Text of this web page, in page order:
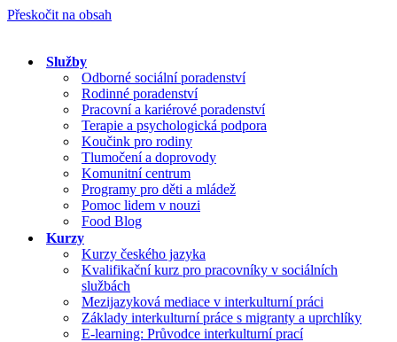
Přeskočit na obsah
Služby
Odborné sociální poradenství
Rodinné poradenství
Pracovní a kariérové poradenství
Terapie a psychologická podpora
Koučink pro rodiny
Tlumočení a doprovody
Komunitní centrum
Programy pro děti a mládež
Pomoc lidem v nouzi
Food Blog
Kurzy
Kurzy českého jazyka
Kvalifikační kurz pro pracovníky v sociálních
službách
Mezijazyková mediace v interkulturní práci
Základy interkulturní práce s migranty a uprchlíky
E-learning: Průvodce interkulturní prací